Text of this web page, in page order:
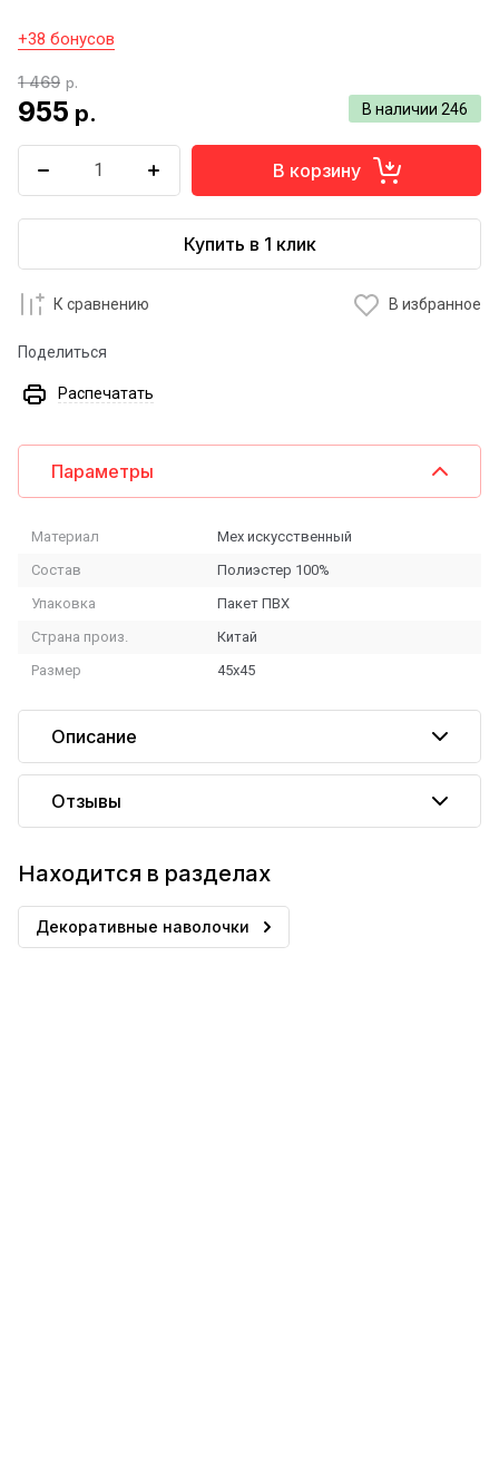
+38 бонусов
В наличии 246
1 469 р.
955 р.
В корзину
Купить в 1 клик
К сравнению В избранное
Поделиться
Распечатать
Параметры
Материал
Мех искусственный
Состав
Полиэстер 100%
Упаковка
Пакет ПВХ
Страна произ.
Китай
Размер
45x45
Описание
Отзывы
Находится в разделах
Декоративные наволочки